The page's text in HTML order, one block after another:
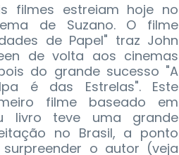
filmes estreiam hoje no
de Suzano. O filme
de Papel" traz John
de volta aos cinemas
do grande sucesso "A
é das Estrelas". Este
filme baseado em
livro teve uma grande
no Brasil, a ponto
o autor (veja